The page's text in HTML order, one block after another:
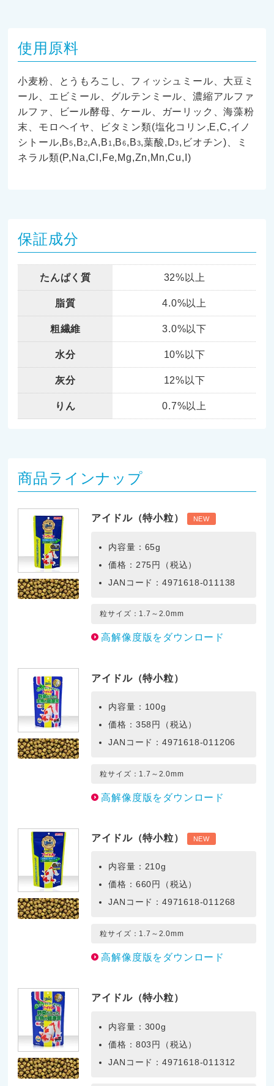
使用原料
小麦粉、とうもろこし、フィッシュミール、大豆ミ
ール、エビミール、グルテンミール、濃縮アルファ
ルファ、ビール酵母、ケール、ガーリック、海藻粉
末、モロヘイヤ、ビタミン類(塩化コリン,E,C,イノ
シトール,B5,B2,A,B 1 ,B6,B3,葉酸,D3,ビオチン)、ミ
ネラル類(P,Na,Cl,Fe,Mg,Zn,Mn,Cu,I)
保証成分
たんぱく質
脂質
粗繊維
水分
灰分
りん
32%以上
4.0%以上
3.0%以下
10%以下
12%以下
0.7%以上
商品ラインナップ
アイドル（特小粒） NEW
内容量：65g
価格：275円（税込）
JANコード：4971618-011138
粒サイズ：1.7～2.0mm
高解像度版をダウンロード
アイドル（特小粒）
内容量：100g
価格：358円（税込）
JANコード：4971618-011206
粒サイズ：1.7～2.0mm
高解像度版をダウンロード
アイドル（特小粒） NEW
内容量：210g
価格：660円（税込）
JANコード：4971618-011268
粒サイズ：1.7～2.0mm
高解像度版をダウンロード
アイドル（特小粒）
内容量：300g
価格：803円（税込）
JANコード：4971618-011312